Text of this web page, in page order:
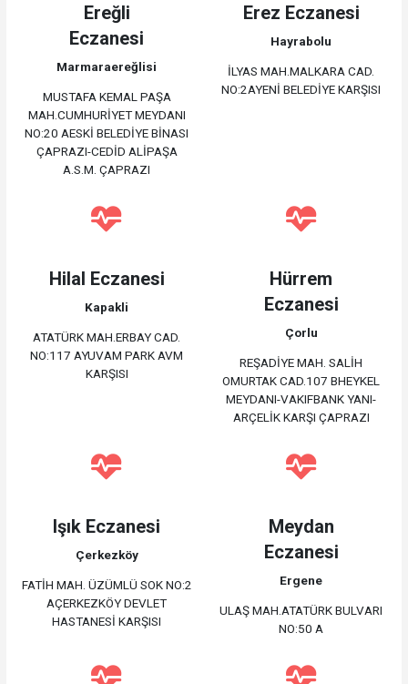
Ereğli
Eczanesi
Marmaraereğlisi
MUSTAFA KEMAL PAŞA
MAH.CUMHURİYET MEYDANI
NO:20 AESKİ BELEDİYE BİNASI
ÇAPRAZI-CEDİD ALİPAŞA
A.S.M. ÇAPRAZI
Erez Eczanesi
Hayrabolu
İLYAS MAH.MALKARA CAD.
NO:2AYENİ BELEDİYE KARŞISI
Hilal Eczanesi
Kapakli
ATATÜRK MAH.ERBAY CAD.
NO:117 AYUVAM PARK AVM
KARŞISI
Hürrem
Eczanesi
Çorlu
REŞADİYE MAH. SALİH
OMURTAK CAD.107 BHEYKEL
MEYDANI-VAKIFBANK YANI-
ARÇELİK KARŞI ÇAPRAZI
Işık Eczanesi
Çerkezköy
FATİH MAH. ÜZÜMLÜ SOK NO:2
AÇERKEZKÖY DEVLET
HASTANESİ KARŞISI
Meydan
Eczanesi
Ergene
ULAŞ MAH.ATATÜRK BULVARI
NO:50 A